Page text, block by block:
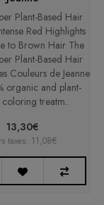
Plant-Based Hair
Red Highlights
to Brown Hair The
Plant-Based Hair
Couleurs de Jeanne
organic and plant-
coloring treatm..
13,30€
taxes: 11,08€